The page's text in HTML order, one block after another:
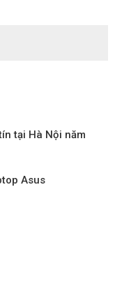
tại Hà Nội năm
Asus